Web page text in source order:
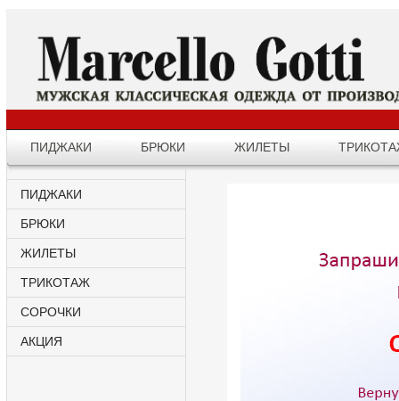
ПИДЖАКИ БРЮКИ ЖИЛЕТЫ
ПИДЖАКИ
БРЮКИ
ЖИЛЕТЫ
ТРИКОТАЖ
СОРОЧКИ
АКЦИЯ